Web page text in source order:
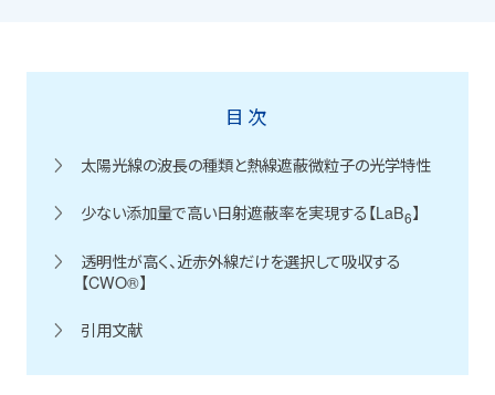
メルマガ登録 お問い合わせ
目次
太陽光線の波長の種類と熱線遮蔽微粒子の光学特性
少ない添加量で高い日射遮蔽率を実現する【LaB6】
透明性が高く、近赤外線だけを選択して吸収する
【CWO®】
引用文献